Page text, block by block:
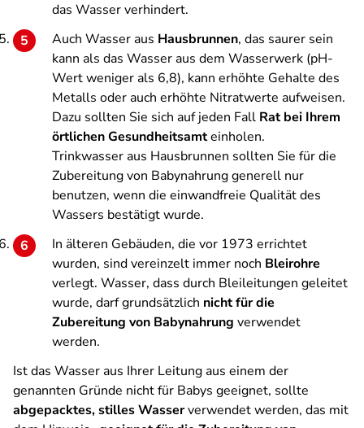
das Wasser verhindert.
Auch Wasser aus Hausbrunnen, das saurer sein
kann als das Wasser aus dem Wasserwerk (pH-
Wert weniger als 6,8), kann erhöhte Gehalte des
Metalls oder auch erhöhte Nitratwerte aufweisen.
Dazu sollten Sie sich auf jeden Fall Rat bei Ihrem
örtlichen Gesundheitsamteinholen.
Trinkwasser aus Hausbrunnen sollten Sie für die
Zubereitung von Babynahrung generell nur
benutzen, wenn die einwandfreie Qualität des
Wassers bestätigt wurde.
In älteren Gebäuden, die vor 1973 errichtet
wurden, sind vereinzelt immer noch Bleirohre
verlegt. Wasser, dass durch Bleileitungen geleitet
wurde, darf grundsätzlich nicht für die
Zubereitung von Babynahrung verwendet
werden.
Ist das Wasser aus Ihrer Leitung aus einem der
genannten Gründe nicht für Babys geeignet, sollte
abgepacktes, stilles Wasserverwendet werden, das mit